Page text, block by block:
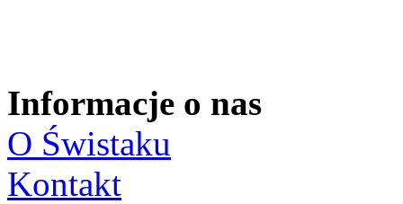
Informacje o nas
O Świstaku
Kontakt